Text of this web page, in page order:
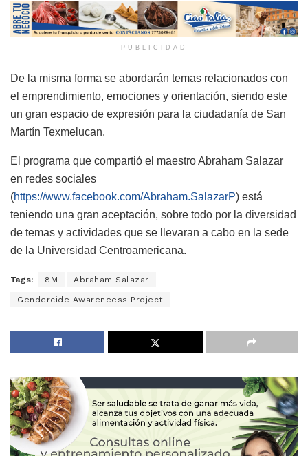
PUBLICIDAD
De la misma forma se abordarán temas relacionados con
el emprendimiento, emociones y orientación, siendo este
un gran espacio de expresión para la ciudadanía de San
Martín Texmelucan.
El programa que compartió el maestro Abraham Salazar
en redes sociales
(https://www.facebook.com/Abraham.SalazarP) está
teniendo una gran aceptación, sobre todo por la diversidad
de temas y actividades que se llevaran a cabo en la sede
de la Universidad Centroamericana.
Tags: 8M Abraham Salazar
Gendercide Awareneess Project